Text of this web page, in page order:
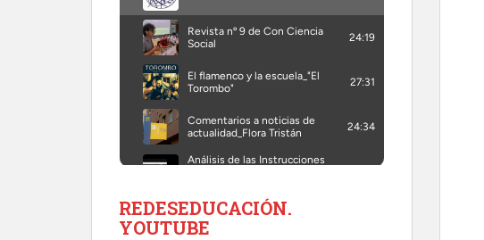
REDESEDUCACIÓN.
YOUTUBE